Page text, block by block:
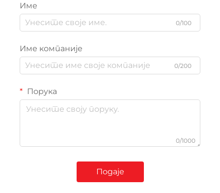
Име
0/100
Име компаније
0/200
Порука
0/1000
Подаје